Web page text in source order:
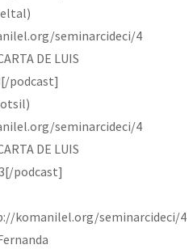
seminarcideci/4
DE LUIS
podcast]
seminarcideci/4
DE LUIS
podcast]
komanilel.org/seminarcideci/4